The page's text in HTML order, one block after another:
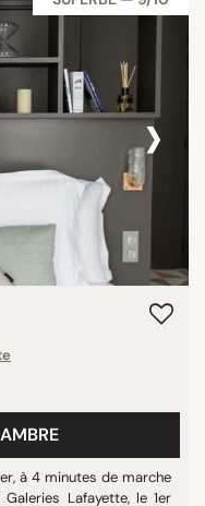
›
à 4 minutes de marche
Lafayette, le 1er